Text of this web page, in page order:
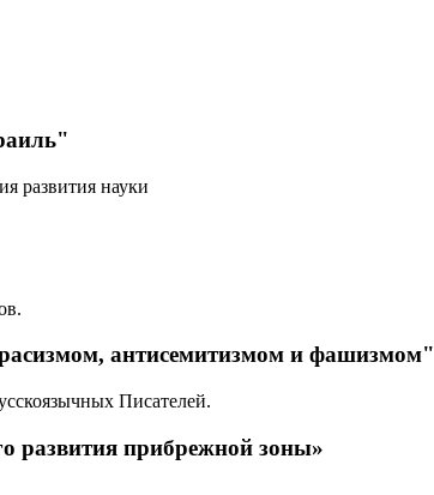
развития науки
антисемитизмом и фашизмом"
Писателей.
развития прибрежной зоны»